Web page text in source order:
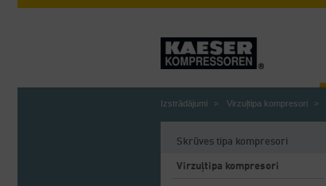
Izstrādājumi Virzuļtipa kompresori
Skrūves tipa kompresori
Virzuļtipa kompresori